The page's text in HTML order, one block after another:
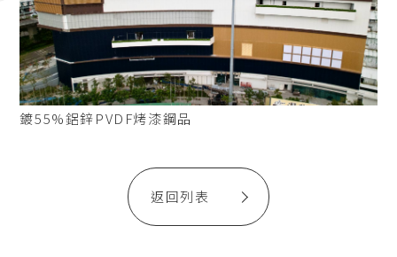
鍍55%鋁鋅PVDF烤漆鋼品
返回列表